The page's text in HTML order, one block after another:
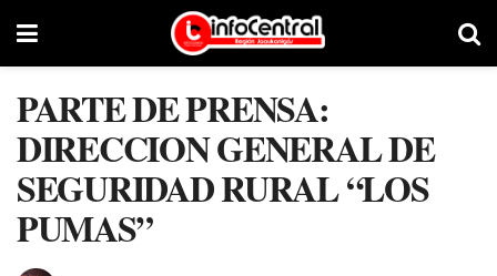
PARTE DE PRENSA:
DIRECCION GENERAL DE
SEGURIDAD RURAL “LOS
PUMAS”